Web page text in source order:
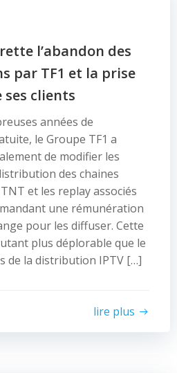
l’abandon des
par TF1 et la prise
ses clients
années de
le Groupe TF1 a
de modifier les
des chaines
et les replay associés
une rémunération
pour les diffuser. Cette
plus déplorable que le
de la distribution IPTV […]
lire plus